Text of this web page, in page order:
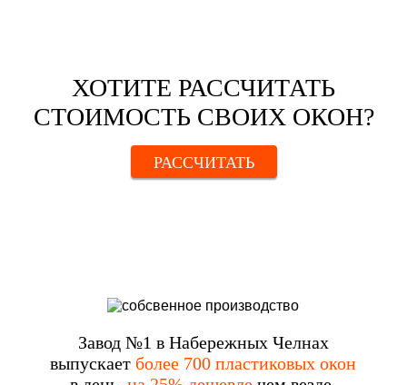
ХОТИТЕ РАССЧИТАТЬ
СТОИМОСТЬ СВОИХ ОКОН?
РАССЧИТАТЬ
Завод №1 в Набережных Челнах
выпускает более 700 пластиковых окон